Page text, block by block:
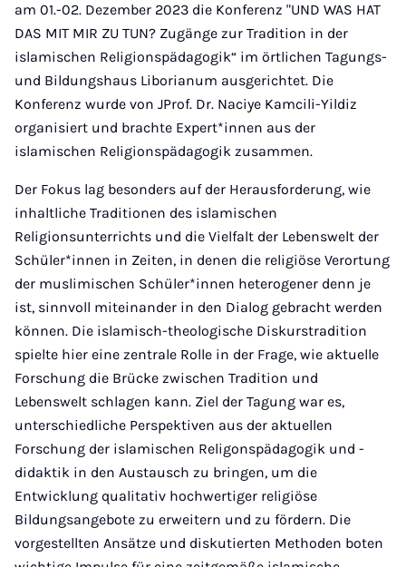
am 01.-02. Dezember 2023 die Konferenz "UND WAS HAT
DAS MIT MIR ZU TUN? Zugänge zur Tradition in der
islamischen Religionspädagogik“ im örtlichen Tagungs-
und Bildungshaus Liborianum ausgerichtet. Die
Konferenz wurde von JProf. Dr. Naciye Kamcili-Yildiz
organisiert und brachte Expert*innen aus der
islamischen Religionspädagogik zusammen.
Der Fokus lag besonders auf der Herausforderung, wie
inhaltliche Traditionen des islamischen
Religionsunterrichts und die Vielfalt der Lebenswelt der
Schüler*innen in Zeiten, in denen die religiöse Verortung
der muslimischen Schüler*innen heterogener denn je
ist, sinnvoll miteinander in den Dialog gebracht werden
können. Die islamisch-theologische Diskurstradition
spielte hier eine zentrale Rolle in der Frage, wie aktuelle
Forschung die Brücke zwischen Tradition und
Lebenswelt schlagen kann. Ziel der Tagung war es,
unterschiedliche Perspektiven aus der aktuellen
Forschung der islamischen Religonspädagogik und -
didaktik in den Austausch zu bringen, um die
Entwicklung qualitativ hochwertiger religiöse
Bildungsangebote zu erweitern und zu fördern. Die
vorgestellten Ansätze und diskutierten Methoden boten